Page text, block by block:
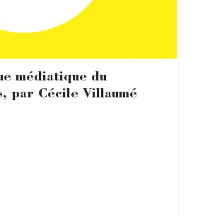
médiatique du
par Cécile Villaumé